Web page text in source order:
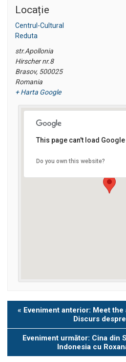
Locație
Centrul-Cultural
Reduta
str.Apollonia
Hirscher nr.8
Brasov, 500025
Romania
+ Harta Google
This page can't load
Do you own this website?
Eveniment
« Eveniment anterior: Meet
Discurs
Eveniment următor: Cina din
Indonesia cu